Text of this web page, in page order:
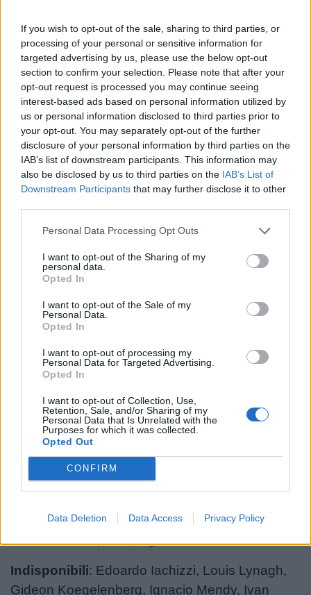
If you wish to opt-out of the sale, sharing to third parties, or
processing of your personal or sensitive information for
targeted advertising by us, please use the below opt-out
section to confirm your selection. Please note that after your
opt-out request is processed you may continue seeing
interest-based ads based on personal information utilized by
us or personal information disclosed to third parties prior to
your opt-out. You may separately opt-out of the further
disclosure of your personal information by third parties on the
IAB’s list of downstream participants. This information may
also be disclosed by us to third parties on the IAB’s List of
Downstream Participants that may further disclose it to other
Personal Data Processing Opt Outs
I want to opt-out of the Sharing of my
personal data.
Opted In
I want to opt-out of the Sale of my
Personal Data.
Opted In
I want to opt-out of processing my
Personal Data for Targeted Advertising.
Opted In
I want to opt-out of Collection, Use,
Retention, Sale, and/or Sharing of my
Personal Data that Is Unrelated with the
Purposes for which it was collected.
Opted Out
CONFIRM
Data Deletion Data Access Privacy Policy
UJ Seuteni, 12 Jules Favre, 11 Dillyn Leyds, 10
Antoine Hastoy, 9 Tawera Kerr-Barlow, 8
Grégory Alldritt (c), 7 Oscar Jegou, 6 Paul
3 Uini Atonio, 2 Quentin Lespiaucq, 1 Alexandre
Kaddouri
Panchina:16 Nikoloz Sutidze, 17 Thierry Paiva,
18 Georges-Henri Colombe, 19 Ultan Dillane,
Bosmorin, 23 Hugo Reus
Stadio Monigo
Kick-off:18:30 local (17:30 GMT)
Arbitro:Matthew Carley (Eng)
Harding (Eng)
TMO:Ian Tempest (Eng)
Indisponibili: Edoardo Iachizzi, Louis Lynagh,
Gideon Koegelenberg, Ignacio Mendy, Ivan